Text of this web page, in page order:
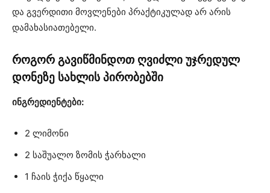
და გვერდითი მოვლენები პრაქტიკულად არ არის
დამახასიათებელი.
როგორ გავიწმინდოთ ღვიძლი უჯრედულ
დონეზე სახლის პირობებში
ინგრედიენტები:
2 ლიმონი
2 საშუალო ზომის ჭარხალი
1 ჩაის ჭიქა წყალი